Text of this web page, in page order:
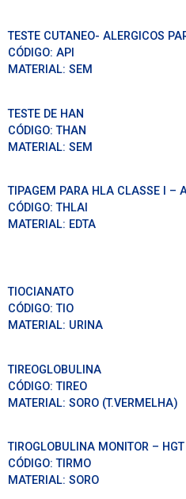
TESTE CUTANEO- ALERGICOS
CÓDIGO: API
MATERIAL: SEM
TESTE DE HAN
CÓDIGO:THAN
MATERIAL: SEM
TIPAGEM PARA HLA CLASSE I –
CÓDIGO:THLAI
MATERIAL: EDTA
TIOCIANATO
CÓDIGO:TIO
MATERIAL: URINA
TIREOGLOBULINA
CÓDIGO:TIREO
MATERIAL: SORO (T.VERMELHA)
TIROGLOBULINA MONITOR – HGT
CÓDIGO:TIRMO
MATERIAL: SORO